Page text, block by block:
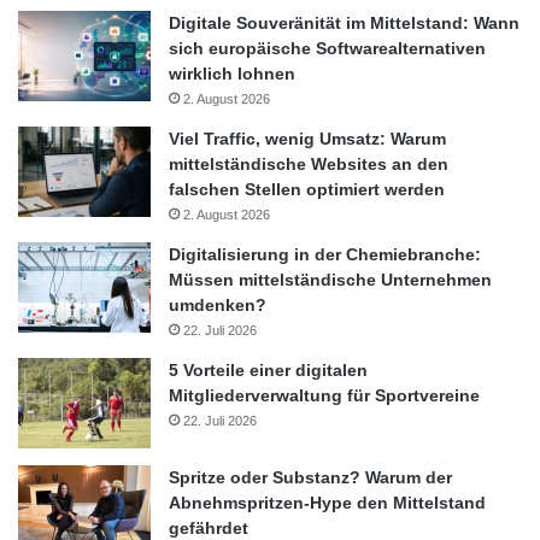
ARKM.marketing
Digitale Souveränität im Mittelstand: Wann
sich europäische Softwarealternativen
wirklich lohnen
2. August 2026
Viel Traffic, wenig Umsatz: Warum
mittelständische Websites an den
falschen Stellen optimiert werden
2. August 2026
Digitalisierung in der Chemiebranche:
Müssen mittelständische Unternehmen
umdenken?
22. Juli 2026
5 Vorteile einer digitalen
Mitgliederverwaltung für Sportvereine
22. Juli 2026
Spritze oder Substanz? Warum der
Abnehmspritzen-Hype den Mittelstand
gefährdet